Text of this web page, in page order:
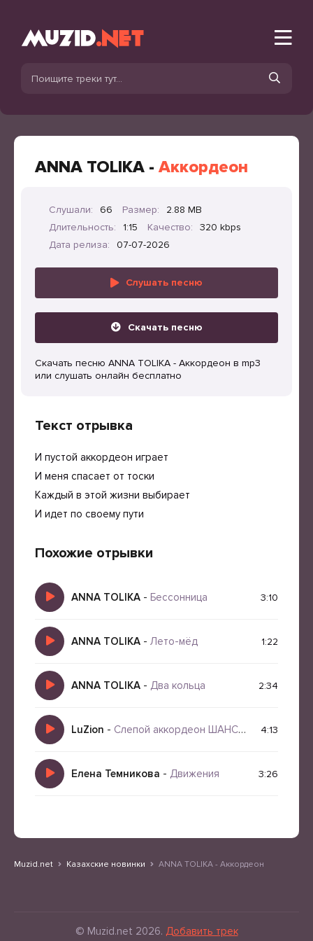
ANNA TOLIKA - Аккордеон
Слушали: 66 Размер:
2.88 MB
Длительность:
1:15 Качество:
320 kbps
Дата релиза:
07-07-2026
Слушать песню
Скачать песню
Скачать песню ANNA TOLIKA - Аккордеон в mp3
или слушать онлайн бесплатно
Текст отрывка
И пустой аккордеон играет
И меня спасает от тоски
Каждый в этой жизни выбирает
И идет по своему пути
Похожие отрывки
ANNA TOLIKA - Бессонница 3:10
ANNA TOLIKA - Лето-мёд 1:22
ANNA TOLIKA - Два кольца 2:34
LuZion - Слепой аккордеон ШАНСОН который рвёт ДУШУ 4:13
Елена Темникова - Движения 3:26
Muzid.net Казахские новинки ANNA TOLIKA - Аккордеон
© Muzid.net 2026. Добавить трек